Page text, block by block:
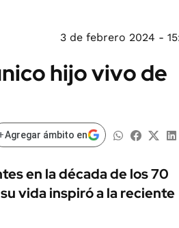
3 de febrero 2024 -
hijo vivo de
Agregar ámbito en
en la década de los 70
vida inspiró a la reciente